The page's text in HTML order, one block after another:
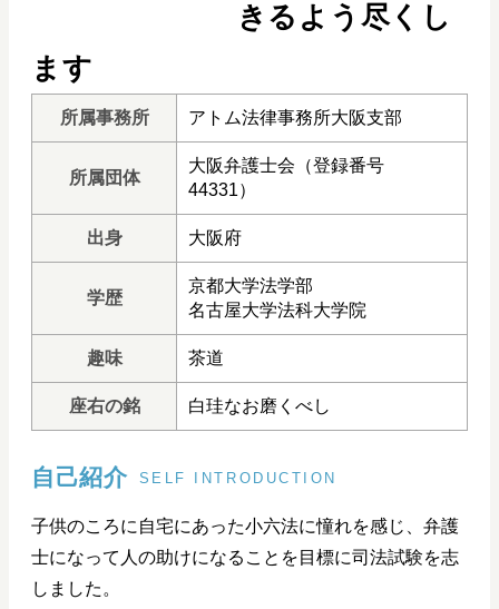
きるよう尽くし
ます
所属事務所 アトム法律事務所大阪支部
所属団体
大阪弁護士会（登録番号
44331）
出身 大阪府
学歴
京都大学法学部
名古屋大学法科大学院
趣味 茶道
座右の銘 白珪なお磨くべし
自己紹介 SELF INTRODUCTION
子供のころに自宅にあった小六法に憧れを感じ、弁護
士になって人の助けになることを目標に司法試験を志
しました。